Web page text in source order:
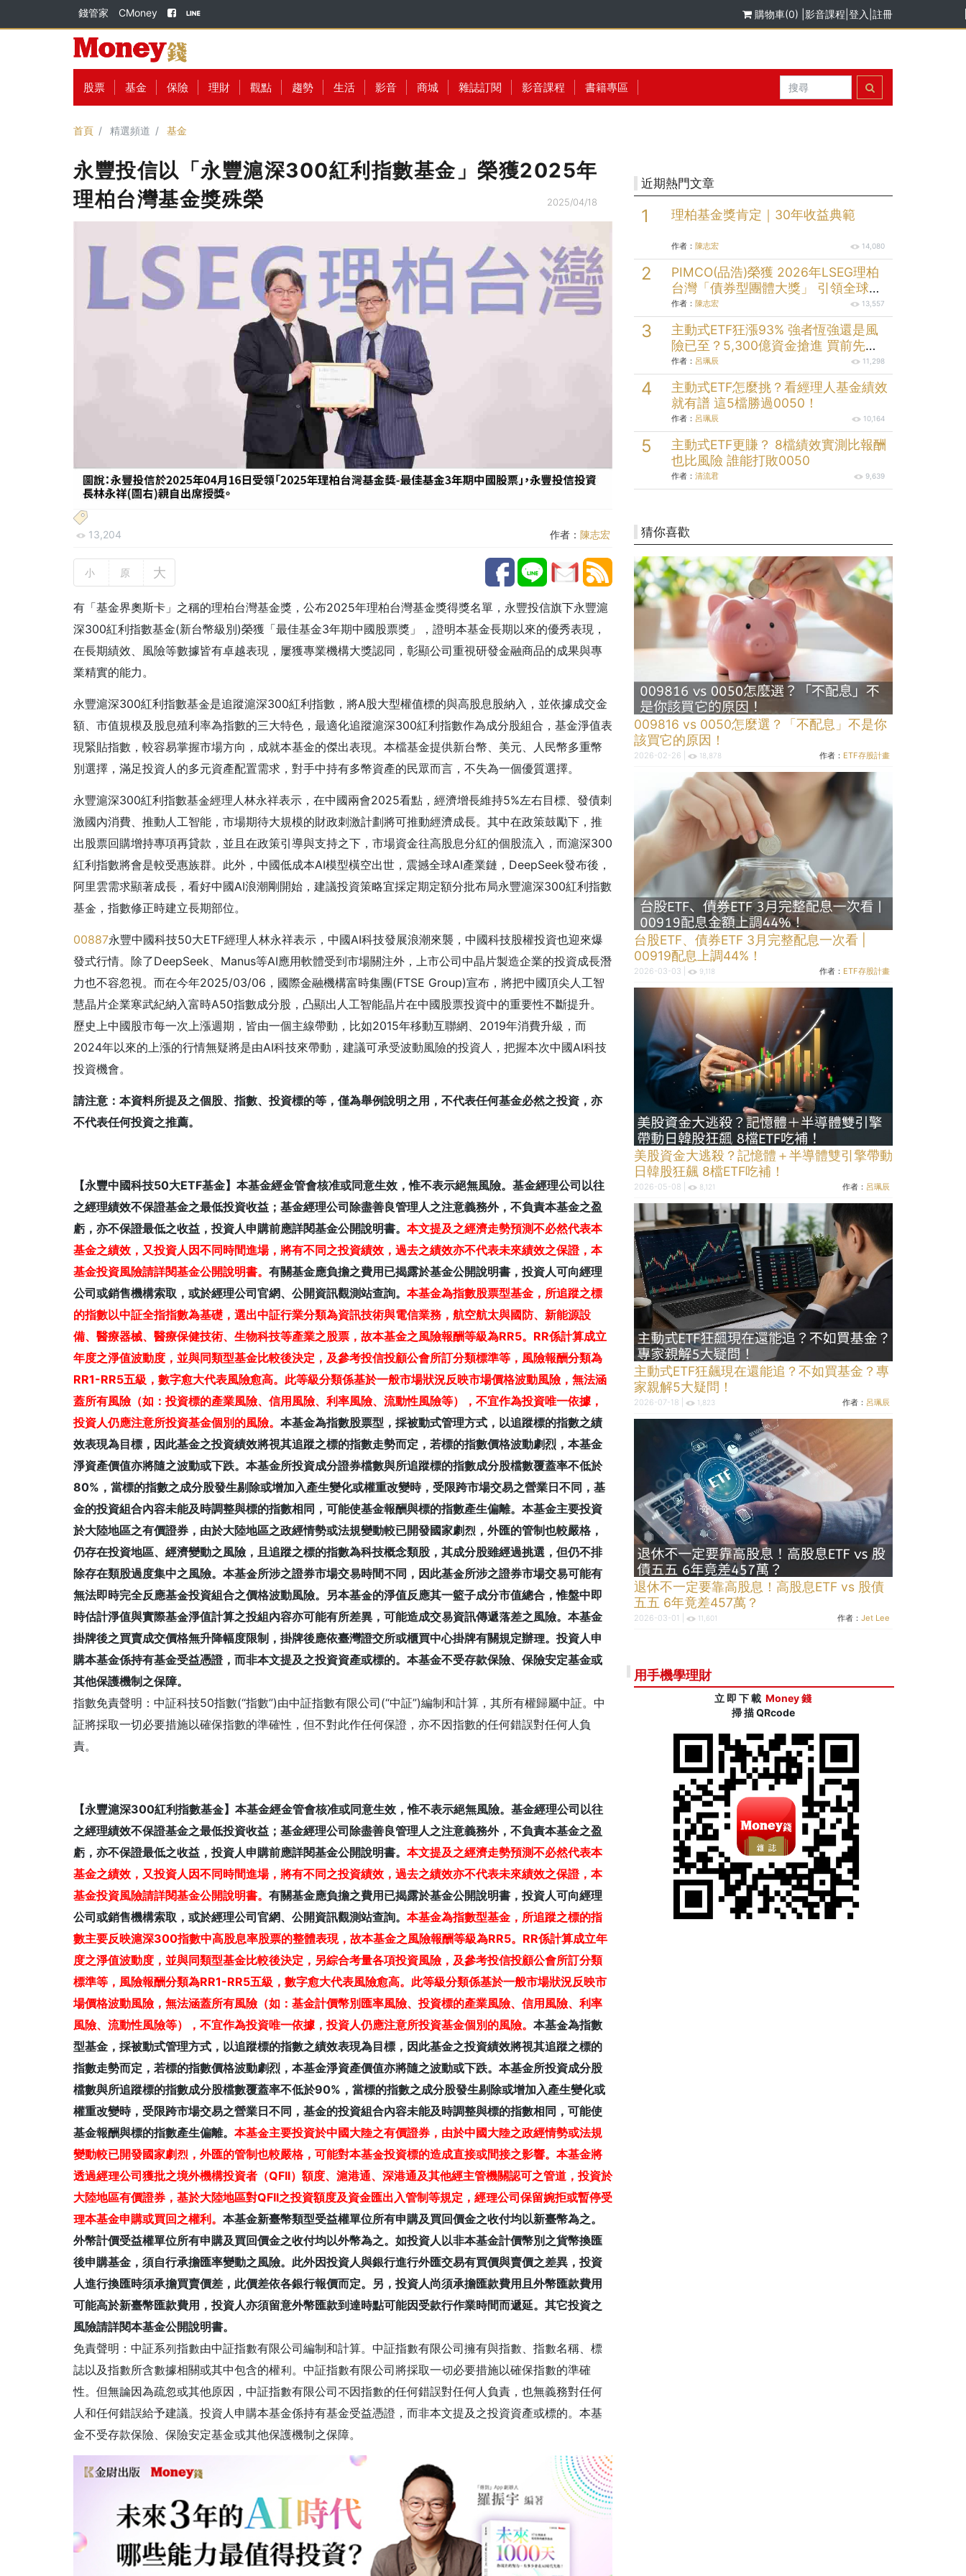
錢管家 CMoney 購物車(0) 影音課程 登入 註冊
股票 基金 保險 理財 觀點 趨勢 生活 影音 商城 雜誌訂閱 影音課程 書籍專區
首頁 精選頻道 基金
永豐投信以「永豐滬深300紅利指數基金」榮獲2025年
理柏台灣基金獎殊榮
2025/04/18
13,204 作者： 陳志宏
小 原 大
有「基金界奧斯卡」之稱的理柏台灣基金獎，公布2025年理柏台灣基金獎得獎名單，永豐投信旗下永豐滬
深300紅利指數基金(新台幣級別)榮獲「最佳基金3年期中國股票獎」，證明本基金長期以來的優秀表現，
在長期績效、風險等數據皆有卓越表現，屢獲專業機構大獎認同，彰顯公司重視研發金融商品的成果與專
業精實的能力。
永豐滬深300紅利指數基金是追蹤滬深300紅利指數，將A股大型權值標的與高股息股納入，並依據成交金
額、市值規模及股息殖利率為指數的三大特色，最適化追蹤滬深300紅利指數作為成分股組合，基金淨值表
現緊貼指數，較容易掌握市場方向，成就本基金的傑出表現。本檔基金提供新台幣、美元、人民幣多重幣
別選擇，滿足投資人的多元資產配置需求，對手中持有多幣資產的民眾而言，不失為一個優質選擇。
永豐滬深300紅利指數基金經理人林永祥表示，在中國兩會2025看點，經濟增長維持5%左右目標、發債刺
激國內消費、推動人工智能，市場期待大規模的財政刺激計劃將可推動經濟成長。其中在政策鼓勵下，推
出股票回購增持專項再貸款，並且在政策引導與支持之下，市場資金往高股息分紅的個股流入，而滬深300
紅利指數將會是較受惠族群。此外，中國低成本AI模型橫空出世，震撼全球AI產業鏈，DeepSeek發布後，
阿里雲需求顯著成長，看好中國AI浪潮剛開始，建議投資策略宜採定期定額分批布局永豐滬深300紅利指數
基金，指數修正時建立長期部位。
00887永豐中國科技50大ETF經理人林永祥表示，中國AI科技發展浪潮來襲，中國科技股權投資也迎來爆
發式行情。除了DeepSeek、Manus等AI應用軟體受到市場關注外，上市公司中晶片製造企業的投資成長潛
力也不容忽視。而在今年2025/03/06，國際金融機構富時集團(FTSE Group)宣布，將把中國頂尖人工智
慧晶片企業寒武紀納入富時A50指數成分股，凸顯出人工智能晶片在中國股票投資中的重要性不斷提升。
歷史上中國股市每一次上漲週期，皆由一個主線帶動，比如2015年移動互聯網、2019年消費升級，而
2024年以來的上漲的行情無疑將是由AI科技來帶動，建議可承受波動風險的投資人，把握本次中國AI科技
投資機會。
請注意：本資料所提及之個股、指數、投資標的等，僅為舉例說明之用，不代表任何基金必然之投資，亦
不代表任何投資之推薦。
【永豐中國科技50大ETF基金】本基金經金管會核准或同意生效，惟不表示絕無風險。基金經理公司以往
之經理績效不保證基金之最低投資收益；基金經理公司除盡善良管理人之注意義務外，不負責本基金之盈
虧，亦不保證最低之收益，投資人申購前應詳閱基金公開說明書。 本文提及之經濟走勢預測不必然代表本
基金之績效，又投資人因不同時間進場，將有不同之投資績效，過去之績效亦不代表未來績效之保證，本
基金投資風險請詳閱基金公開說明書。 有關基金應負擔之費用已揭露於基金公開說明書，投資人可向經理
公司或銷售機構索取，或於經理公司官網、公開資訊觀測站查詢。 本基金為指數股票型基金，所追蹤之標
的指數以中証全指指數為基礎，選出中証行業分類為資訊技術與電信業務，航空航太與國防、新能源設
備、醫療器械、醫療保健技術、生物科技等產業之股票，故本基金之風險報酬等級為RR5。RR係計算成立
年度之淨值波動度，並與同類型基金比較後決定，及參考投信投顧公會所訂分類標準等，風險報酬分類為
RR1-RR5五級，數字愈大代表風險愈高。此等級分類係基於一般市場狀況反映市場價格波動風險，無法涵
蓋所有風險（如：投資標的產業風險、信用風險、利率風險、流動性風險等），不宜作為投資唯一依據，
投資人仍應注意所投資基金個別的風險。 本基金為指數股票型，採被動式管理方式，以追蹤標的指數之績
效表現為目標，因此基金之投資績效將視其追蹤之標的指數走勢而定，若標的指數價格波動劇烈，本基金
淨資產價值亦將隨之波動或下跌。本基金所投資成分證券檔數與所追蹤標的指數成分股檔數覆蓋率不低於
80%，當標的指數之成分股發生剔除或增加入產生變化或權重改變時，受限跨市場交易之營業日不同，基
金的投資組合內容未能及時調整與標的指數相同，可能使基金報酬與標的指數產生偏離。本基金主要投資
於大陸地區之有價證券，由於大陸地區之政經情勢或法規變動較已開發國家劇烈，外匯的管制也較嚴格，
仍存在投資地區、經濟變動之風險，且追蹤之標的指數為科技概念類股，其成分股雖經過挑選，但仍不排
除存在類股過度集中之風險。本基金所涉之證券市場交易時間不同，因此基金所涉之證券市場交易可能有
無法即時完全反應基金投資組合之價格波動風險。另本基金的淨值反應其一籃子成分市值總合，惟盤中即
時估計淨值與實際基金淨值計算之投組內容亦可能有所差異，可能造成交易資訊傳遞落差之風險。本基金
掛牌後之買賣成交價格無升降幅度限制，掛牌後應依臺灣證交所或櫃買中心掛牌有關規定辦理。投資人申
購本基金係持有基金受益憑證，而非本文提及之投資資產或標的。本基金不受存款保險、保險安定基金或
其他保護機制之保障。
指數免責聲明：中証科技50指數(“指數”)由中証指數有限公司(“中証”)編制和計算，其所有權歸屬中証。中
証將採取一切必要措施以確保指數的準確性，但不對此作任何保證，亦不因指數的任何錯誤對任何人負
責。
【永豐滬深300紅利指數基金】本基金經金管會核准或同意生效，惟不表示絕無風險。基金經理公司以往
之經理績效不保證基金之最低投資收益；基金經理公司除盡善良管理人之注意義務外，不負責本基金之盈
虧，亦不保證最低之收益，投資人申購前應詳閱基金公開說明書。 本文提及之經濟走勢預測不必然代表本
基金之績效，又投資人因不同時間進場，將有不同之投資績效，過去之績效亦不代表未來績效之保證，本
基金投資風險請詳閱基金公開說明書。 有關基金應負擔之費用已揭露於基金公開說明書，投資人可向經理
公司或銷售機構索取，或於經理公司官網、公開資訊觀測站查詢。 本基金為指數型基金，所追蹤之標的指
數主要反映滬深300指數中高股息率股票的整體表現，故本基金之風險報酬等級為RR5。RR係計算成立年
度之淨值波動度，並與同類型基金比較後決定，另綜合考量各項投資風險，及參考投信投顧公會所訂分類
標準等，風險報酬分類為RR1-RR5五級，數字愈大代表風險愈高。此等級分類係基於一般市場狀況反映市
場價格波動風險，無法涵蓋所有風險（如：基金計價幣別匯率風險、投資標的產業風險、信用風險、利率
風險、流動性風險等），不宜作為投資唯一依據，投資人仍應注意所投資基金個別的風險。 本基金為指數
型基金，採被動式管理方式，以追蹤標的指數之績效表現為目標，因此基金之投資績效將視其追蹤之標的
指數走勢而定，若標的指數價格波動劇烈，本基金淨資產價值亦將隨之波動或下跌。本基金所投資成分股
檔數與所追蹤標的指數成分股檔數覆蓋率不低於90%，當標的指數之成分股發生剔除或增加入產生變化或
權重改變時，受限跨市場交易之營業日不同，基金的投資組合內容未能及時調整與標的指數相同，可能使
基金報酬與標的指數產生偏離。 本基金主要投資於中國大陸之有價證券，由於中國大陸之政經情勢或法規
變動較已開發國家劇烈，外匯的管制也較嚴格，可能對本基金投資標的造成直接或間接之影響。本基金將
透過經理公司獲批之境外機構投資者（QFII）額度、滬港通、深港通及其他經主管機關認可之管道，投資於
大陸地區有價證券，基於大陸地區對QFII之投資額度及資金匯出入管制等規定，經理公司保留婉拒或暫停受
理本基金申購或買回之權利。 本基金新臺幣類型受益權單位所有申購及買回價金之收付均以新臺幣為之。
外幣計價受益權單位所有申購及買回價金之收付均以外幣為之。如投資人以非本基金計價幣別之貨幣換匯
後申購基金，須自行承擔匯率變動之風險。此外因投資人與銀行進行外匯交易有買價與賣價之差異，投資
人進行換匯時須承擔買賣價差，此價差依各銀行報價而定。另，投資人尚須承擔匯款費用且外幣匯款費用
可能高於新臺幣匯款費用，投資人亦須留意外幣匯款到達時點可能因受款行作業時間而遞延。其它投資之
風險請詳閱本基金公開說明書。
免責聲明：中証系列指數由中証指數有限公司編制和計算。中証指數有限公司擁有與指數、指數名稱、標
誌以及指數所含數據相關或其中包含的權利。中証指數有限公司將採取一切必要措施以確保指數的準確
性。但無論因為疏忽或其他原因，中証指數有限公司不因指數的任何錯誤對任何人負責，也無義務對任何
人和任何錯誤給予建議。投資人申購本基金係持有基金受益憑證，而非本文提及之投資資產或標的。本基
金不受存款保險、保險安定基金或其他保護機制之保障。
近期熱門文章
理柏基金獎肯定｜30年收益典範
作者： 陳志宏 14,080
PIMCO(品浩)榮獲 2026年LSEG理柏
台灣「債券型團體大獎」 引領全球固
定收益投資逾半世紀的投資實力
作者： 陳志宏 13,557
主動式ETF狂漲93% 強者恆強還是風
險已至？5,300億資金搶進 買前先看
清這些
作者： 呂珮辰 11,298
主動式ETF怎麼挑？看經理人基金績效
就有譜 這5檔勝過0050！
作者： 呂珮辰 10,164
主動式ETF更賺？ 8檔績效實測比報酬
也比風險 誰能打敗0050
作者： 清流君 9,639
猜你喜歡
009816 vs 0050怎麼選？「不配息」不是你
該買它的原因！
2026-02-26 | 18,878 作者： ETF存股計畫
台股ETF、債券ETF 3月完整配息一次看 |
00919配息上調44%！
2026-03-03 | 9,118 作者： ETF存股計畫
美股資金大逃殺？記憶體＋半導體雙引擎帶動
日韓股狂飆 8檔ETF吃補！
2026-05-08 | 8,121 作者： 呂珮辰
主動式ETF狂飆現在還能追？不如買基金？專
家親解5大疑問！
2026-07-18 | 1,823 作者： 呂珮辰
退休不一定要靠高股息！高股息ETF vs 股債
五五 6年竟差457萬？
2026-03-01 | 11,601 作者：Jet Lee
用手機學理財
立 即 下 載 Money 錢
掃 描 QRcode